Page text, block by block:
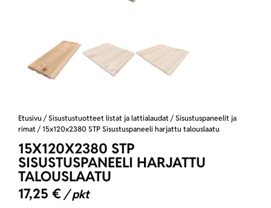
Etusivu / Sisustustuotteet listat ja lattialaudat / Sisustuspaneelit ja
rimat / 15x120x2380 STP Sisustuspaneeli harjattu talouslaatu
15X120X2380 STP
SISUSTUSPANEELI HARJATTU
TALOUSLAATU
17,25 € / pkt